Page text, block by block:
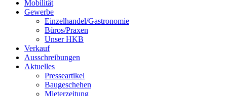
Mobilität
Gewerbe
Einzelhandel/Gastronomie
Büros/Praxen
Unser HKB
Verkauf
Ausschreibungen
Aktuelles
Presseartikel
Baugeschehen
Mieterzeitung